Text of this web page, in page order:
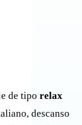
de tipo relax
descanso